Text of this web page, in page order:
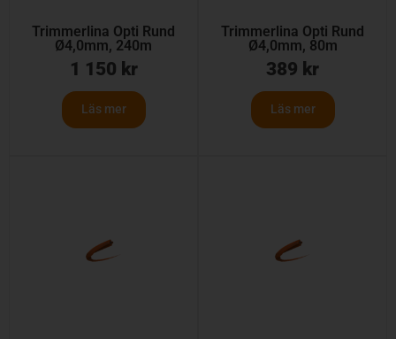
Trimmerlina Opti Rund
Ø4,0mm, 240m
1 150 kr
Läs mer
Trimmerlina Opti Rund
Ø4,0mm, 80m
389 kr
Läs mer